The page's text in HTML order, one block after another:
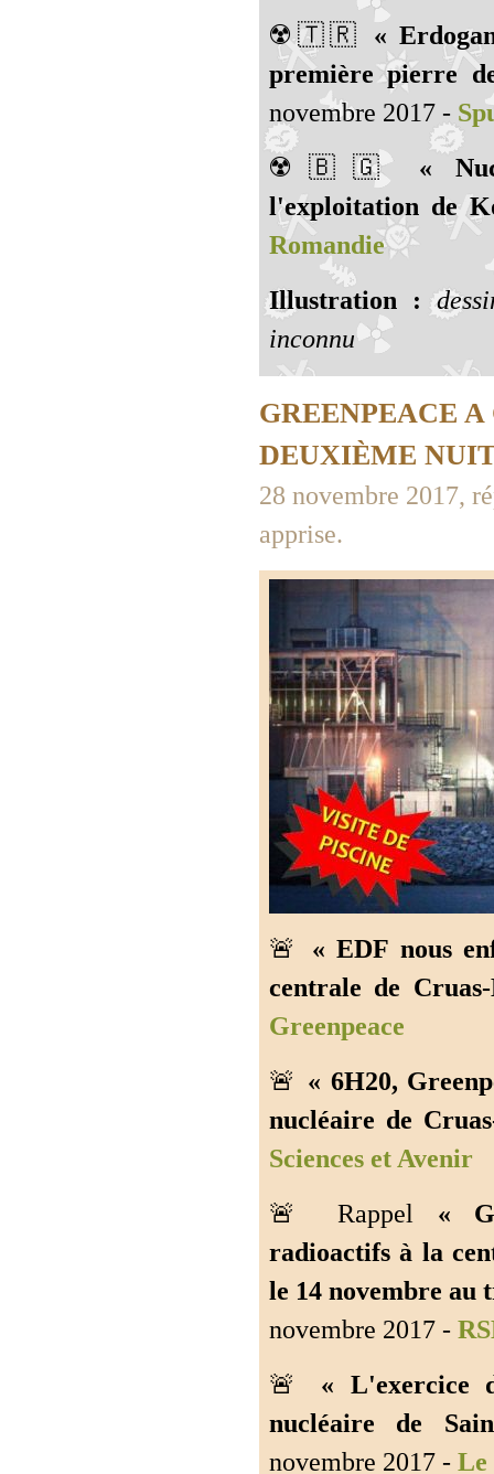
☢️🇹🇷️ «
première pierre
novembre 2017 -
☢️🇧🇬️ «
l'exploitation de
Romandie
Illustration :
inconnu
GREENPEACE
DEUXIÈME
28 novembre 2017,
apprise.
🚨 « EDF nous
centrale de
Greenpeace
🚨 « 6H20,
nucléaire de
Sciences et Avenir
🚨 Rappel «
radioactifs à la
le 14 novembre au
novembre 2017 -
🚨 « L'exercice
nucléaire de
novembre 2017 - Le